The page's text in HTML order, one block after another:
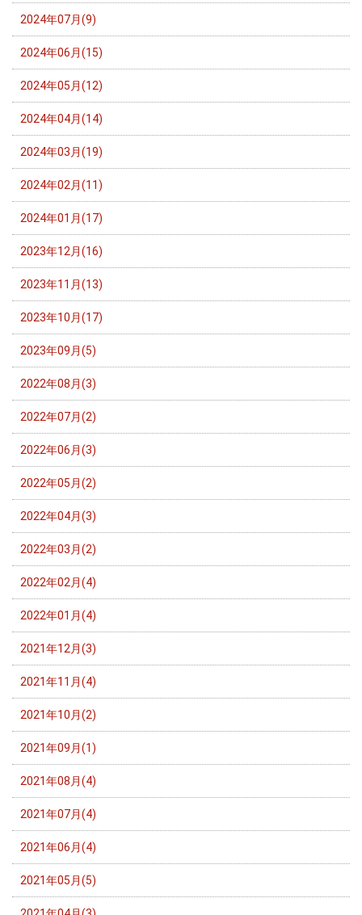
2024年07月(9)
2024年06月(15)
2024年05月(12)
2024年04月(14)
2024年03月(19)
2024年02月(11)
2024年01月(17)
2023年12月(16)
2023年11月(13)
2023年10月(17)
2023年09月(5)
2022年08月(3)
2022年07月(2)
2022年06月(3)
2022年05月(2)
2022年04月(3)
2022年03月(2)
2022年02月(4)
2022年01月(4)
2021年12月(3)
2021年11月(4)
2021年10月(2)
2021年09月(1)
2021年08月(4)
2021年07月(4)
2021年06月(4)
2021年05月(5)